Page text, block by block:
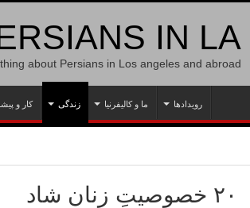
IN LA
about Persians in Los angeles and abroad
رویدادها ما و کالیفرنیا زندگی کار و
۲۰ خصوصیتِ زنان شاد